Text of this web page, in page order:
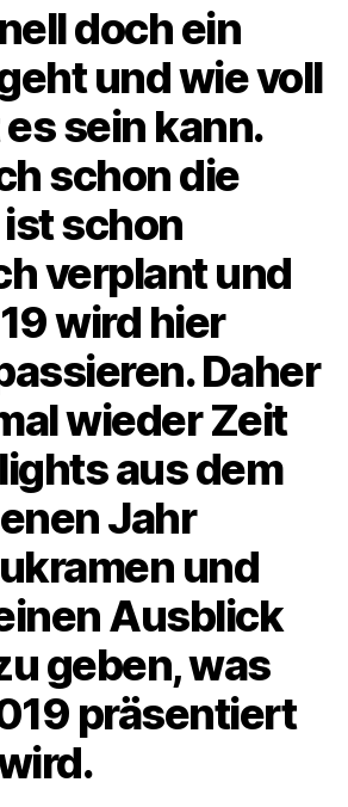
doch ein
und wie voll
sein kann.
schon die
schon
verplant und
wird hier
Daher
wieder Zeit
aus dem
Jahr
und
Ausblick
geben, was
präsentiert